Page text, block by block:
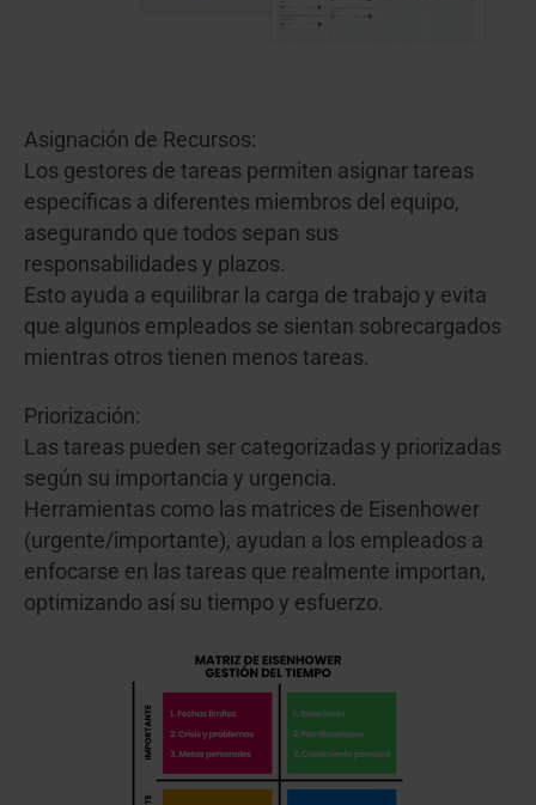
Asignación de Recursos:
Los gestores de tareas permiten asignar tareas
específicas a diferentes miembros del equipo,
asegurando que todos sepan sus
responsabilidades y plazos.
Esto ayuda a equilibrar la carga de trabajo y evita
que algunos empleados se sientan sobrecargados
mientras otros tienen menos tareas.
Priorización:
Las tareas pueden ser categorizadas y priorizadas
según su importancia y urgencia.
Herramientas como las matrices de Eisenhower
(urgente/importante), ayudan a los empleados a
enfocarse en las tareas que realmente importan,
optimizando así su tiempo y esfuerzo.